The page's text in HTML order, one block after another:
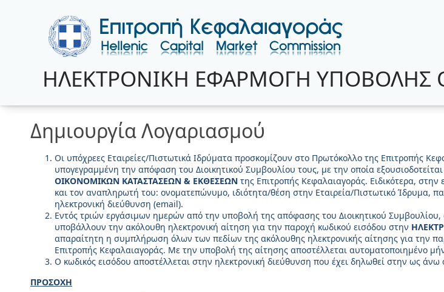
ΗΛΕΚΤΡΟΝΙΚΗ ΕΦΑΡΜΟΓΗ ΥΠΟΒΟΛΗΣ
Δημιουργία Λογαριασμού
Οι υπόχρεες Εταιρείες/Πιστωτικά Ιδρύματα προσκομίζουν στο Πρωτόκολλο της Επιτροπής
υπογεγραμμένη την απόφαση του Διοικητικού Συμβουλίου τους, με την οποία
ΟΙΚΟΝΟΜΙΚΩΝ ΚΑΤΑΣΤΑΣΕΩΝ & ΕΚΘΕΣΕΩΝ της Επιτροπής Κεφαλαιαγοράς. Ειδικότερα,
και τον αναπληρωτή του: ονοματεπώνυμο, ιδιότητα/θέση στην Εταιρεία/Πιστωτικό
ηλεκτρονική διεύθυνση (email).
Εντός τριών εργάσιμων ημερών από την υποβολή της απόφασης του Διοικητικού
υποβάλλουν την ακόλουθη ηλεκτρονική αίτηση για την παροχή κωδικού εισόδου στην
απαραίτητη η συμπλήρωση όλων των πεδίων της ακόλουθης ηλεκτρονικής αίτησης για την
Επιτροπής Κεφαλαιαγοράς. Με την υποβολή της αίτησης αποστέλλεται αυτοματοποιημένο
Ο κωδικός εισόδου αποστέλλεται στην ηλεκτρονική διεύθυνση που έχει δηλωθεί στην ως
ΠΡΟΣΟΧΗ